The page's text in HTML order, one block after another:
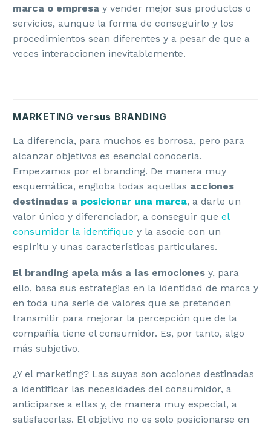
marca o empresa y vender mejor sus productos o
servicios, aunque la forma de conseguirlo y los
procedimientos sean diferentes y a pesar de que a
veces interaccionen inevitablemente.
MARKETING versus BRANDING
La diferencia, para muchos es borrosa, pero para
alcanzar objetivos es esencial conocerla.
Empezamos por el branding. De manera muy
esquemática, engloba todas aquellas acciones
destinadas a posicionar una marca, a darle un
valor único y diferenciador, a conseguir que el
consumidor la identifique y la asocie con un
espíritu y unas características particulares.
El branding apela más a las emociones y, para
ello, basa sus estrategias en la identidad de marca y
en toda una serie de valores que se pretenden
transmitir para mejorar la percepción que de la
compañía tiene el consumidor. Es, por tanto, algo
más subjetivo.
¿Y el marketing? Las suyas son acciones destinadas
a identificar las necesidades del consumidor, a
anticiparse a ellas y, de manera muy especial, a
satisfacerlas. El objetivo no es solo posicionarse en